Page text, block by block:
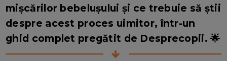
mișcărilor bebelușului și ce trebuie să știi
despre acest proces uimitor, într-un
ghid complet pregătit de Desprecopii. 🌟